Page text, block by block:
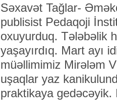
Səxavət Tağlar-
publisist Pedaqoji
oxuyurduq. Tələbəlik
yaşayırdıq. Mart ayı
müəllimimiz Mirələm
uşaqlar yaz
praktikaya gedəcəyik.